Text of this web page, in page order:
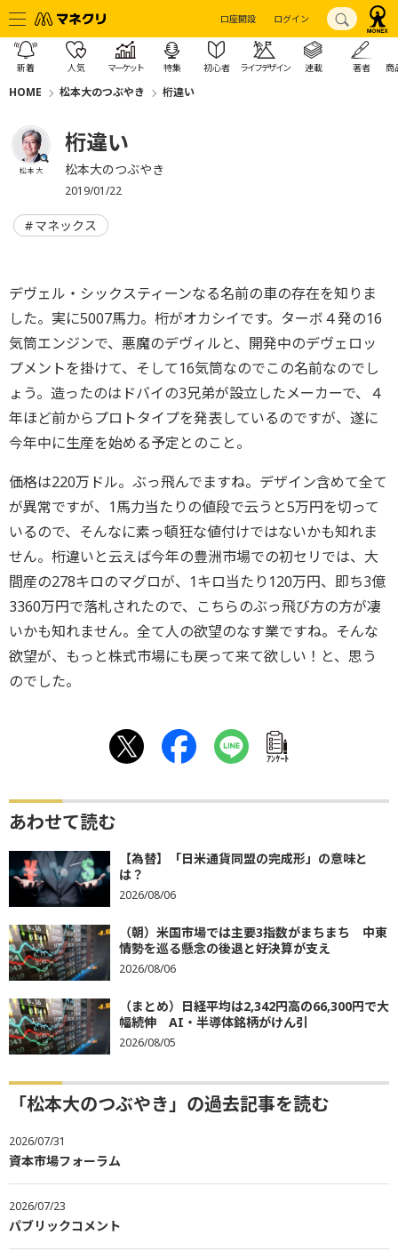
口座開設 ログイン
新着 人気 マーケット 特集 初心者 ライフデザイン 連載 著者 商
HOME 松本大のつぶやき 桁違い
松本 大
桁違い
松本大のつぶやき
2019/01/22
マネックス
デヴェル・シックスティーンなる名前の車の存在を知りま
した。 実に5007馬力。桁がオカシイです。ターボ４発の16
気筒エンジンで、 悪魔のデヴィルと、開発中のデヴェロッ
プメントを掛けて、 そして16気筒なのでこの名前なのでし
ょう。造ったのはドバイの3兄弟が設立したメーカーで、 ４
年ほど前からプロトタイプを発表しているのですが、 遂に
今年中に生産を始める予定とのこと。
価格は220万ドル。ぶっ飛んでますね。 デザイン含めて全て
が異常ですが、1馬力当たりの値段で云うと5万円を切って
いるので、 そんなに素っ頓狂な値付けではないかも知れま
せん。 桁違いと云えば今年の豊洲市場での初セリでは、大
間産の278キロのマグロが、1キロ当たり120万円、 即ち3億
3360万円で落札されたので、こちらのぶっ飛び方の方が凄
いかも知れません。 全て人の欲望のなす業ですね。そんな
欲望が、もっと株式市場にも戻って来て欲しい！と、 思う
のでした。
ｱﾝｹｰﾄ
あわせて読む
【為替】「日米通貨同盟の完成形」の意味と
は？
2026/08/06
（朝）米国市場では主要3指数がまちまち 中東
情勢を巡る懸念の後退と好決算が支え
2026/08/06
（まとめ）日経平均は2,342円高の66,300円で大
幅続伸 AI・半導体銘柄がけん引
2026/08/05
「松本大のつぶやき」の過去記事を読む
2026/07/31
資本市場フォーラム
2026/07/23
パブリックコメント